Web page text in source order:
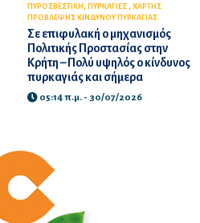
ΠΥΡΟΣΒΕΣΤΙΚΗ , ΠΥΡΚΑΓΙΕΣ , ΧΑΡΤΗΣ
ΠΡΟΒΛΕΨΗΣ ΚΙΝΔΥΝΟΥ ΠΥΡΚΑΓΙΑΣ
Σε επιφυλακή ο μηχανισμός
Πολιτικής Προστασίας στην
Κρήτη – Πολύ υψηλός ο κίνδυνος
πυρκαγιάς και σήμερα
05:14 π.μ. - 30/07/2026